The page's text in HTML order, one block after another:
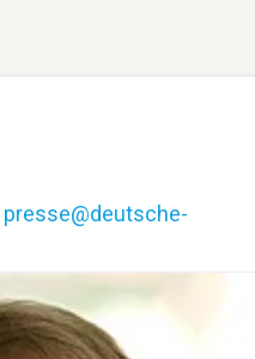
presse@deutsche-